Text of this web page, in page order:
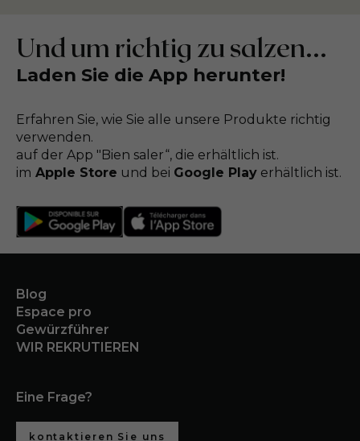
Und um richtig zu salzen...
Laden Sie die App herunter!
Erfahren Sie, wie Sie alle unsere Produkte richtig
verwenden.
auf der App "Bien saler“, die erhältlich ist.
im Apple Store und bei Google Play erhältlich ist.
Blog
Espace pro
Gewürzführer
WIR REKRUTIEREN
Eine Frage?
kontaktieren Sie uns